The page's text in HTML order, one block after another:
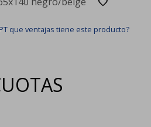
que ventajas tiene este producto?